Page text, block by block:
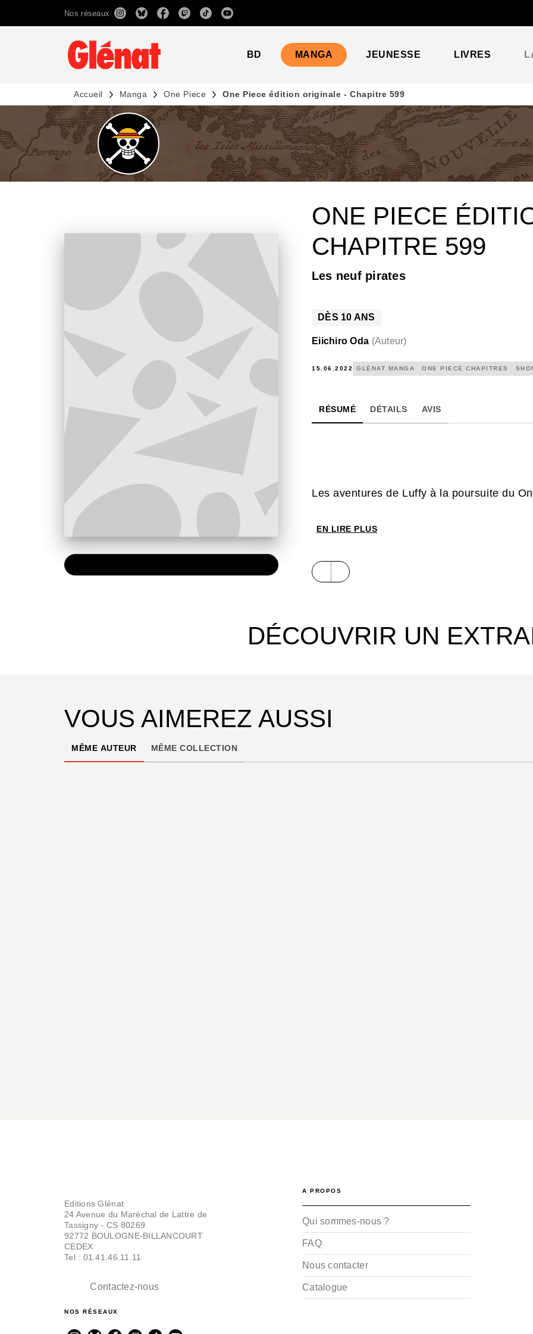
RECHERCHE CONTENU
Nos réseaux
BD MANGA JEUNESSE LIVRES
Accueil Manga One Piece One Piece édition originale - Chapitre 599
ONE PIECE
CHAPITRE 599
Les neuf pirates
DÈS 10 ANS
Eiichiro Oda (Auteur)
15.06.2022 GLÉNAT MANGA ONE PIECE CHAPITRES
RÉSUMÉ DÉTAILS AVIS
Les aventures de Luffy à la poursuite du
EN LIRE PLUS
DÉCOUVRIR UN
VOUS AIMEREZ AUSSI
MÊME AUTEUR MÊME COLLECTION
Editions Glénat
24 Avenue du Maréchal de Lattre de
Tassigny - CS 80269
92772 BOULOGNE-BILLANCOURT
CEDEX
Tel : 01.41.46.11.11
Contactez-nous
NOS RÉSEAUX
A PROPOS
Qui sommes-nous ?
FAQ
Nous contacter
Catalogue